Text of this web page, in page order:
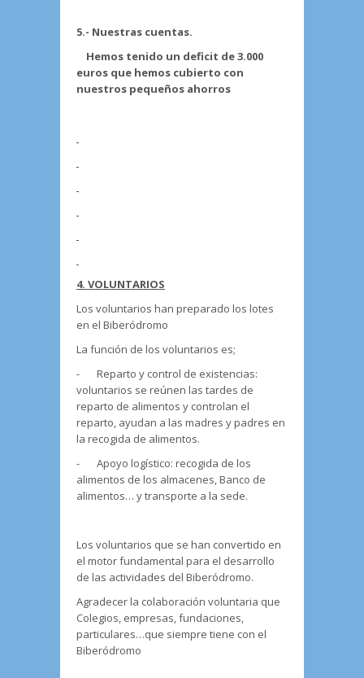
5.- Nuestras cuentas.
Hemos tenido un deficit de 3.000
euros que hemos cubierto con
nuestros pequeños ahorros
4. VOLUNTARIOS
Los voluntarios han preparado los lotes
en el Biberódromo
La función de los voluntarios es;
- Reparto y control de existencias:
voluntarios se reúnen las tardes de
reparto de alimentos y controlan el
reparto, ayudan a las madres y padres en
la recogida de alimentos.
- Apoyo logístico: recogida de los
alimentos de los almacenes, Banco de
alimentos… y transporte a la sede.
Los voluntarios que se han convertido en
el motor fundamental para el desarrollo
de las actividades del Biberódromo.
Agradecer la colaboración voluntaria que
Colegios, empresas, fundaciones,
particulares…que siempre tiene con el
Biberódromo